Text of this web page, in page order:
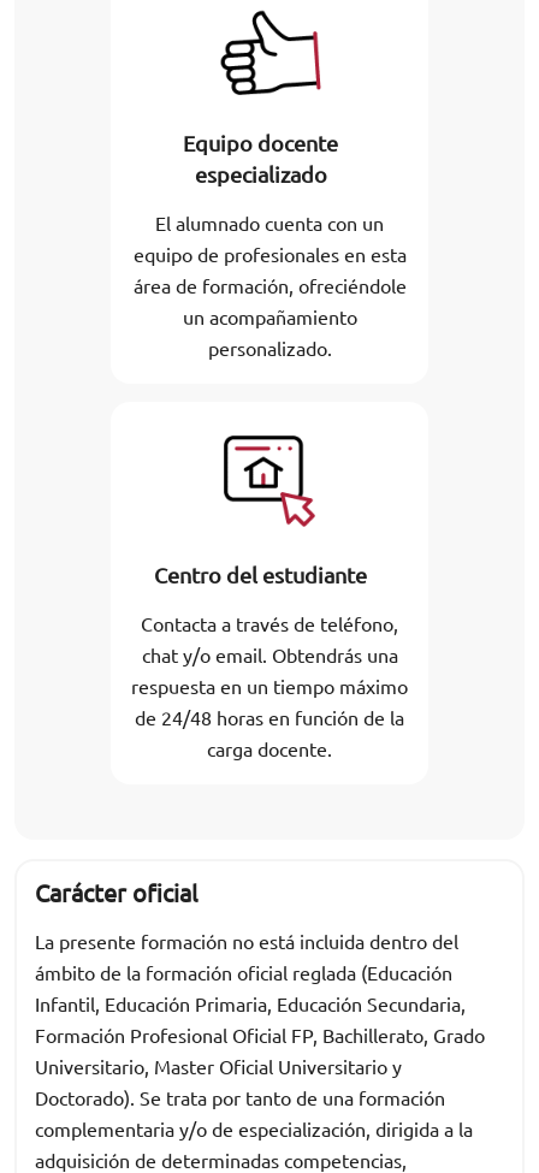
Equipo docente
especializado
El alumnado cuenta con un
equipo de profesionales en esta
área de formación, ofreciéndole
un acompañamiento
personalizado.
Centro del estudiante
Contacta a través de teléfono,
chat y/o email. Obtendrás una
respuesta en un tiempo máximo
de 24/48 horas en función de la
carga docente.
Carácter oficial
La presente formación no está incluida dentro del
ámbito de la formación oficial reglada (Educación
Infantil, Educación Primaria, Educación Secundaria,
Formación Profesional Oficial FP, Bachillerato, Grado
Universitario, Master Oficial Universitario y
Doctorado). Se trata por tanto de una formación
complementaria y/o de especialización, dirigida a la
adquisición de determinadas competencias,